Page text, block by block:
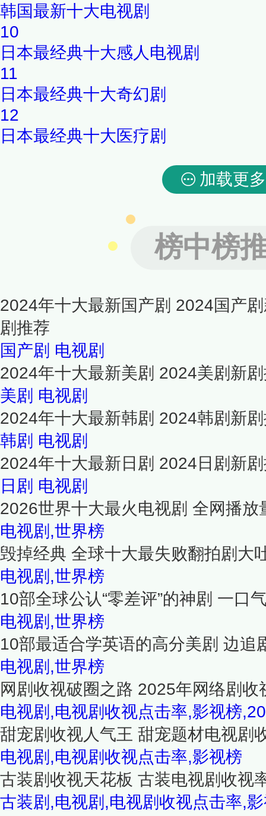
韩国最新十大电视剧
10
日本最经典十大感人电视剧
11
日本最经典十大奇幻剧
12
日本最经典十大医疗剧
加载更多
榜中榜
2024年十大最新国产剧 2024国产
剧推荐
国产剧 电视剧
2024年十大最新美剧 2024美剧新
美剧 电视剧
2024年十大最新韩剧 2024韩剧新
韩剧 电视剧
2024年十大最新日剧 2024日剧新
日剧 电视剧
2026世界十大最火电视剧 全网播放
电视剧,世界榜
毁掉经典 全球十大最失败翻拍剧大
电视剧,世界榜
10部全球公认“零差评”的神剧 一口
电视剧,世界榜
10部最适合学英语的高分美剧 边追
电视剧,世界榜
网剧收视破圈之路 2025年网络剧收
电视剧,电视剧收视点击率,影视榜
甜宠剧收视人气王 甜宠题材电视剧
电视剧,电视剧收视点击率,影视榜
古装剧收视天花板 古装电视剧收视
古装剧,电视剧,电视剧收视点击率,